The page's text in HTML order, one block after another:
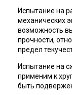
Испытание на
механических
возможность
прочности,
предел
Испытание на
применим к
быть